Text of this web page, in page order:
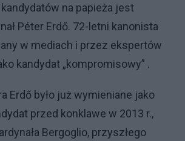
na papieża jest
Péter Erdő. 72-letni kanonista
w mediach i przez ekspertów
kandydat „kompromisowy” .
Erdő było już wymieniane jako
przed konklawe w 2013 r.,
Bergoglio, przyszłego